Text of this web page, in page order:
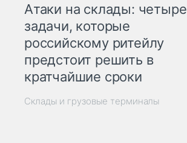
Атаки на склады: четыре
задачи, которые
российскому ритейлу
предстоит решить в
кратчайшие сроки
Склады и грузовые терминалы